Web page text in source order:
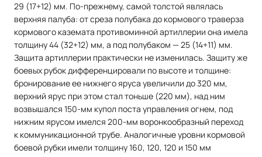
29 (17+12) мм. По-прежнему, самой толстой являлась
верхняя палуба: от среза полубака до кормового траверза
кормового каземата противоминной артиллерии она имела
толщину 44 (32+12) мм, а под полубаком — 25 (14+11) мм.
Защита артиллерии практически не изменилась. Защиту же
боевых рубок дифференцировали по высоте и толщине:
бронирование ее нижнего яруса увеличили до 320 мм,
верхний ярус при этом стал тоньше (220 мм), над ним
возвышался 150-мм купол поста управления огнем, под
нижним ярусом имелся 200-мм воронкообразный переход
к коммуникационной трубе. Аналогичные уровни кормовой
боевой рубки имели толщину 160, 120, 120 и 150 мм